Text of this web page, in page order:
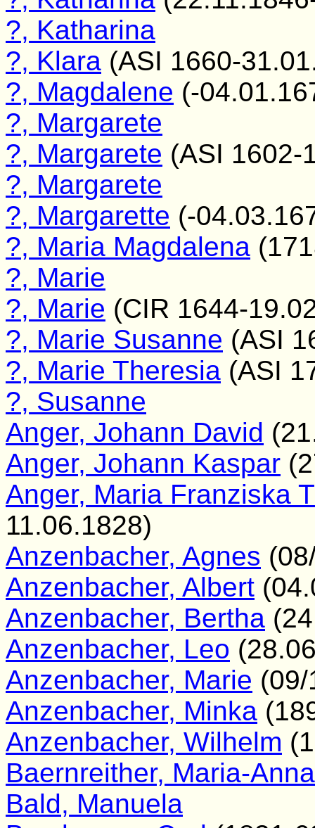
?, Katharina
?, Klara (ASI 1660-
?, Magdalene (-
?, Margarete
?, Margarete (ASI 1602-
?, Margarete
?, Margarette (-
?, Maria Magdalena
?, Marie
?, Marie (CIR 1644-
?, Marie Susanne (ASI
?, Marie Theresia (ASI
?, Susanne
Anger, Johann David
Anger, Johann Kaspar
Anger, Maria Franziska
11.06.1828)
Anzenbacher, Agnes
Anzenbacher, Albert
Anzenbacher, Bertha
Anzenbacher, Leo
Anzenbacher, Marie
Anzenbacher, Minka
Anzenbacher, Wilhelm
Baernreither, Maria-Anna
Bald, Manuela